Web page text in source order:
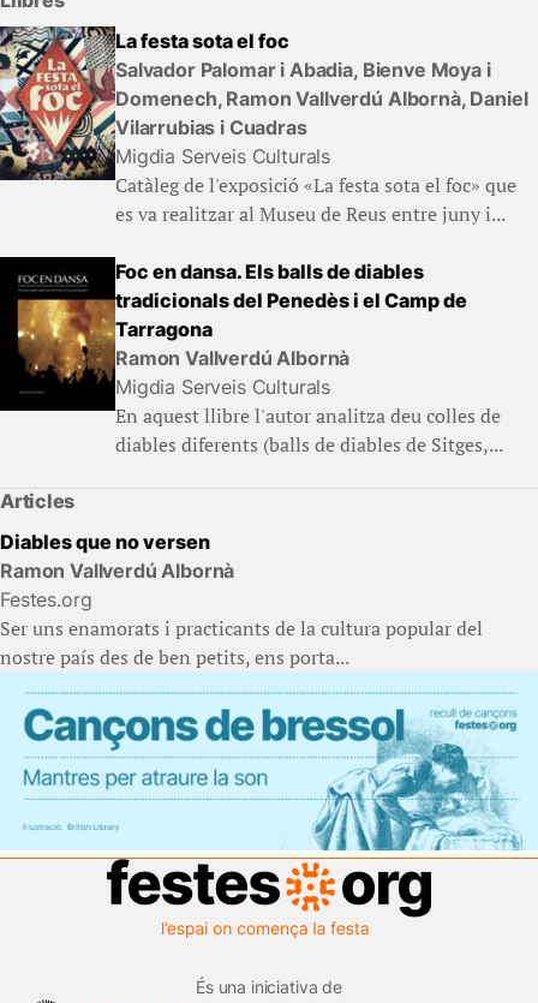
La festa sota el foc
Salvador Palomar i Abadia, Bienve Moya i
Domenech, Ramon Vallverdú Albornà, Daniel
Vilarrubias i Cuadras
Migdia Serveis Culturals
Catàleg de l'exposició «La festa sota el foc» que
es va realitzar al Museu de Reus entre juny i...
Foc en dansa. Els balls de diables
tradicionals del Penedès i el Camp de
Tarragona
Ramon Vallverdú Albornà
Migdia Serveis Culturals
En aquest llibre l'autor analitza deu colles de
diables diferents (balls de diables de Sitges,...
Articles
Diables que no versen
Ramon Vallverdú Albornà
Festes.org
Ser uns enamorats i practicants de la cultura popular del
nostre país des de ben petits, ens porta...
És una iniciativa de